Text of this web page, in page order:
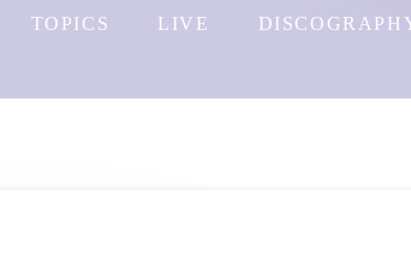
TOPICS LIVE